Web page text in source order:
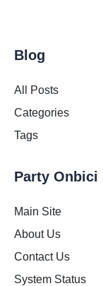
Blog
All Posts
Categories
Tags
Party Onbici
Main Site
About Us
Contact Us
System Status